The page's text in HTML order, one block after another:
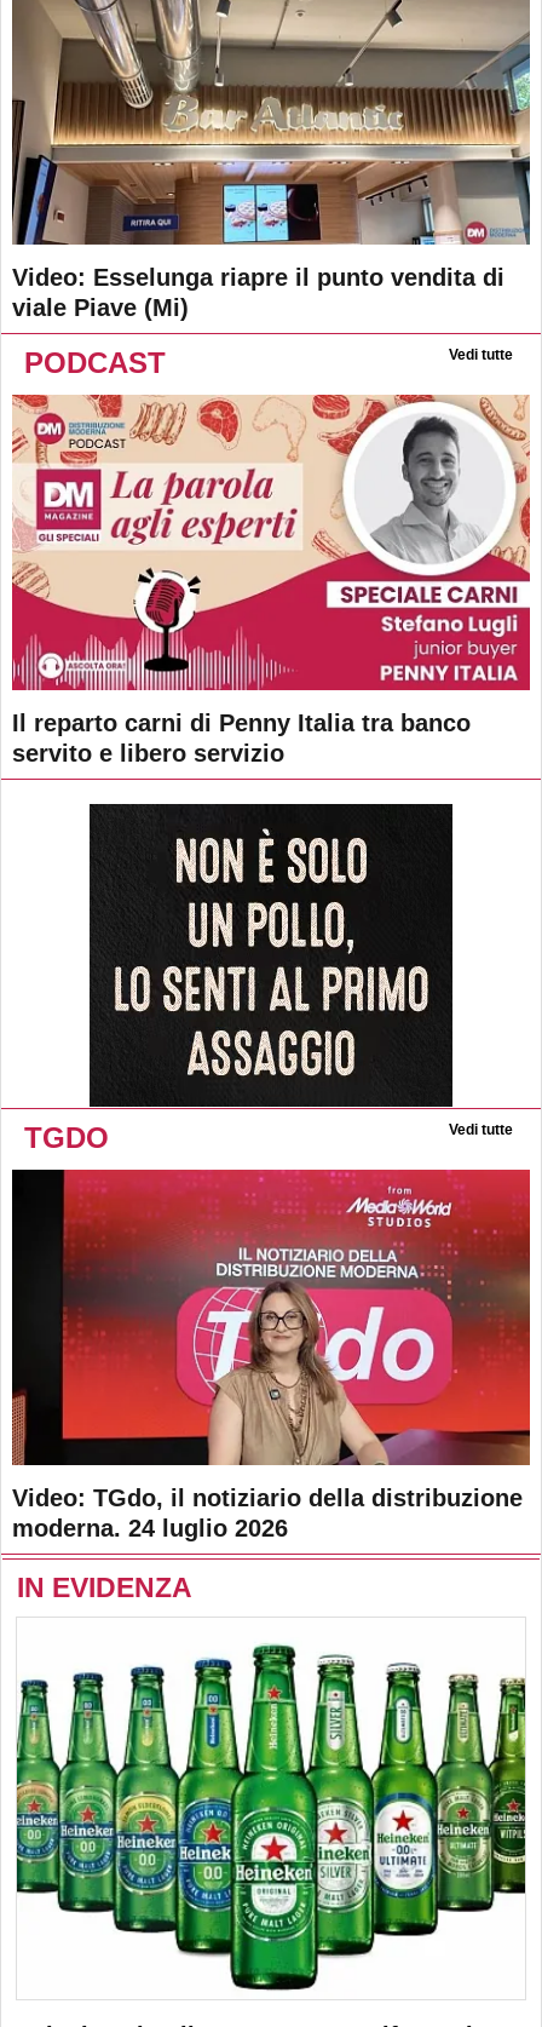
Video: Esselunga riapre il punto vendita di
viale Piave (Mi)
PODCAST Vedi tutte
Il reparto carni di Penny Italia tra banco
servito e libero servizio
TGDO Vedi tutte
Video: TGdo, il notiziario della distribuzione
moderna. 24 luglio 2026
IN EVIDENZA